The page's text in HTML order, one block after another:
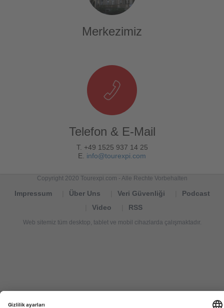
Merkezimiz
Telefon & E-Mail
T. +49 1525 937 14 25
E. info@tourexpi.com
Copyright 2020 Tourexpi.com - Alle Rechte Vorbehalten
Impressum Über Uns Veri Güvenliği
Podcast
Video
RSS
Web sitemiz tüm desktop, tablet ve mobil cihazlarda çalışmaktadır.
noticias
de